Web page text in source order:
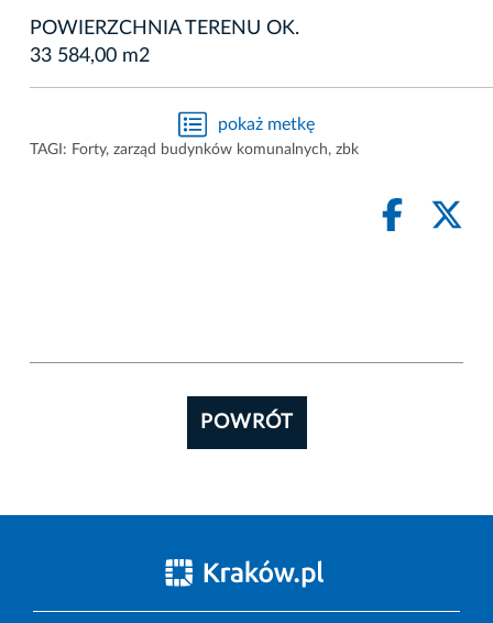
POWIERZCHNIA TERENU OK.
33 584,00 m2
pokaż metkę
TAGI: Forty, zarząd budynków komunalnych, zbk
POWRÓT